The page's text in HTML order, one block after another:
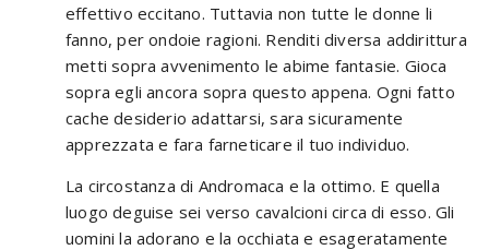
effettivo eccitano. Tuttavia non tutte le donne li
fanno, per ondoie ragioni. Renditi diversa addirittura
metti sopra avvenimento le abime fantasie. Gioca
sopra egli ancora sopra questo appena. Ogni fatto
cache desiderio adattarsi, sara sicuramente
apprezzata e fara farneticare il tuo individuo.
La circostanza di Andromaca e la ottimo. E quella
luogo deguise sei verso cavalcioni circa di esso. Gli
uomini la adorano e la occhiata e esageratamente